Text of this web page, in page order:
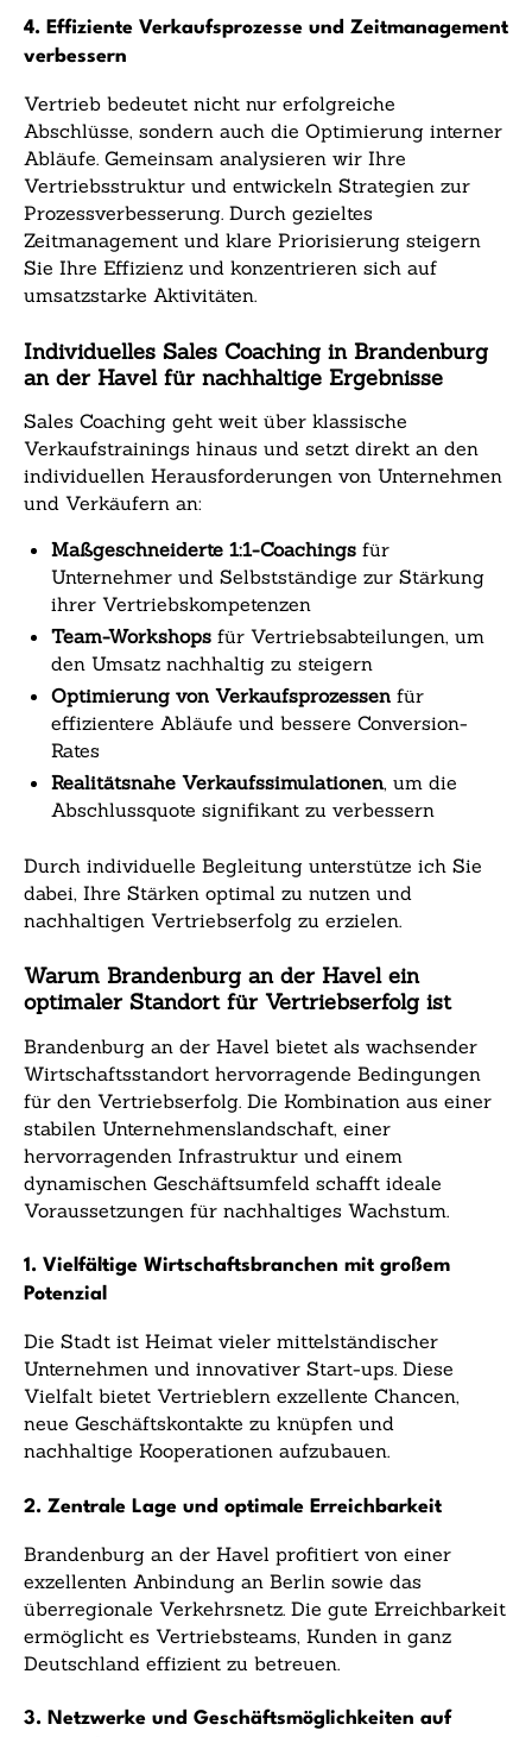
4. Effiziente Verkaufsprozesse und Zeitmanagement
verbessern
Vertrieb bedeutet nicht nur erfolgreiche
Abschlüsse, sondern auch die Optimierung interner
Abläufe. Gemeinsam analysieren wir Ihre
Vertriebsstruktur und entwickeln Strategien zur
Prozessverbesserung. Durch gezieltes
Zeitmanagement und klare Priorisierung steigern
Sie Ihre Effizienz und konzentrieren sich auf
umsatzstarke Aktivitäten.
Individuelles Sales Coaching in Brandenburg
an der Havel für nachhaltige Ergebnisse
Sales Coaching geht weit über klassische
Verkaufstrainings hinaus und setzt direkt an den
individuellen Herausforderungen von Unternehmen
und Verkäufern an:
Maßgeschneiderte 1:1-Coachings für
Unternehmer und Selbstständige zur Stärkung
ihrer Vertriebskompetenzen
Team-Workshops für Vertriebsabteilungen, um
den Umsatz nachhaltig zu steigern
Optimierung von Verkaufsprozessen für
effizientere Abläufe und bessere Conversion-
Rates
Realitätsnahe Verkaufssimulationen, um die
Abschlussquote signifikant zu verbessern
Durch individuelle Begleitung unterstütze ich Sie
dabei, Ihre Stärken optimal zu nutzen und
nachhaltigen Vertriebserfolg zu erzielen.
Warum Brandenburg an der Havel ein
optimaler Standort für Vertriebserfolg ist
Brandenburg an der Havel bietet als wachsender
Wirtschaftsstandort hervorragende Bedingungen
für den Vertriebserfolg. Die Kombination aus einer
stabilen Unternehmenslandschaft, einer
hervorragenden Infrastruktur und einem
dynamischen Geschäftsumfeld schafft ideale
Voraussetzungen für nachhaltiges Wachstum.
1. Vielfältige Wirtschaftsbranchen mit großem
Potenzial
Die Stadt ist Heimat vieler mittelständischer
Unternehmen und innovativer Start-ups. Diese
Vielfalt bietet Vertrieblern exzellente Chancen,
neue Geschäftskontakte zu knüpfen und
nachhaltige Kooperationen aufzubauen.
2. Zentrale Lage und optimale Erreichbarkeit
Brandenburg an der Havel profitiert von einer
exzellenten Anbindung an Berlin sowie das
überregionale Verkehrsnetz. Die gute Erreichbarkeit
ermöglicht es Vertriebsteams, Kunden in ganz
Deutschland effizient zu betreuen.
3. Netzwerke und Geschäftsmöglichkeiten auf